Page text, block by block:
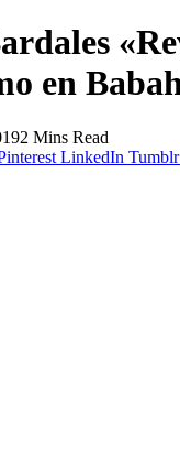
en
2 Mins Read
LinkedIn Tumblr